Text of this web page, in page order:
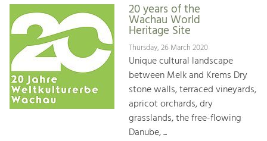
20 years of the
Wachau World
Heritage Site
Thursday, 26 March 2020
Unique cultural landscape
between Melk and Krems Dry
stone walls, terraced vineyards,
apricot orchards, dry
grasslands, the free-flowing
Danube, ...